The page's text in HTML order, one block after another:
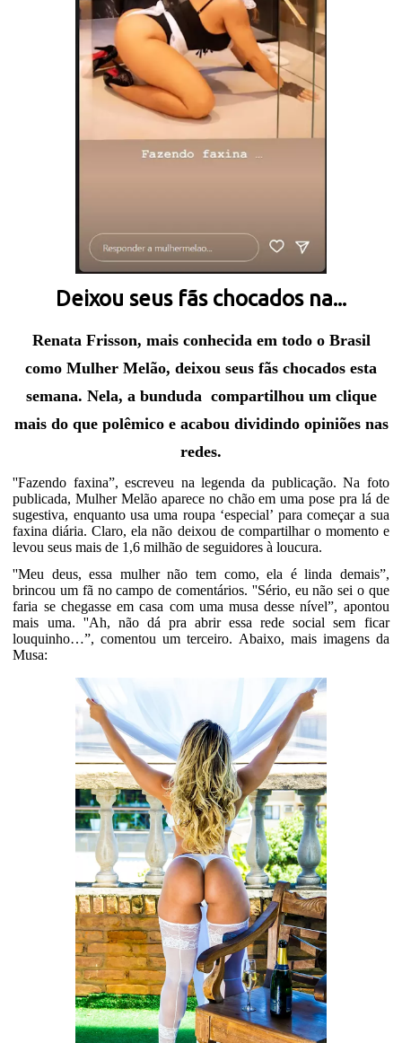
Deixou seus fãs chocados na...
Renata Frisson, mais conhecida em todo o Brasil
como Mulher Melão, deixou seus fãs chocados esta
semana. Nela, a bunduda compartilhou um clique
mais do que polêmico e acabou dividindo opiniões nas
redes.
''Fazendo faxina”, escreveu na legenda da publicação. Na foto
publicada, Mulher Melão aparece no chão em uma pose pra lá de
sugestiva, enquanto usa uma roupa ‘especial’ para começar a sua
faxina diária. Claro, ela não deixou de compartilhar o momento e
levou seus mais de 1,6 milhão de seguidores à loucura.
''Meu deus, essa mulher não tem como, ela é linda demais”,
brincou um fã no campo de comentários. ''Sério, eu não sei o que
faria se chegasse em casa com uma musa desse nível”, apontou
mais uma. ''Ah, não dá pra abrir essa rede social sem ficar
louquinho…”, comentou um terceiro. Abaixo, mais imagens da
Musa: